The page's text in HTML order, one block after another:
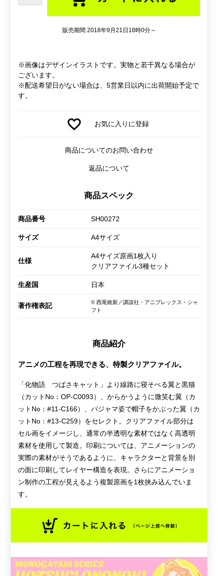
販売期間 2018年9月21日18時0分～
※画像はデザインイラストです。実物と若干異なる場合が
ございます。
※配送希望日がない場合は、5営業日以内に出荷開始予定で
す。
お気に入りに登録
商品についてのお問い合わせ
返品について
商品スペック
商品番号 SH00272
サイズ A4サイズ
仕様
A4サイズ原画1枚入り
クリアファイル3種セット
生産国 日本
著作権表記
© 西尾維新／講談社・アニプレックス・シャ
フト
商品紹介
アニメの工程を再現できる、特製クリアファイル。
「化物語 つばさキャット」より線路に寝そべる翼と黒猫
（カットNo：OP-C0093）、からかうように微笑む翼（カ
ットNo：#11-C166）、パジャマ姿で帽子をかぶった翼（カ
ットNo：#13-C259）をセレクト。クリアファイル部分は
セル画をイメージし、通常の半透明な素材ではなく高透明
素材を使用して製造。印刷については、アニメーションの
実際の素材がそうであるように、キャラクターと背景を別
の面に印刷してレイヤー構造を表現。さらにアニメーショ
ン制作の工程が見えるよう複製原画を1枚挟み込んでいま
す。